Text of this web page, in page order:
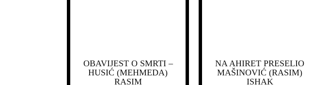
OBAVIJEST O SMRTI –
HUSIĆ (MEHMEDA)
RASIM
NA AHIRET PRESELIO
MAŠINOVIĆ (RASIM)
ISHAK